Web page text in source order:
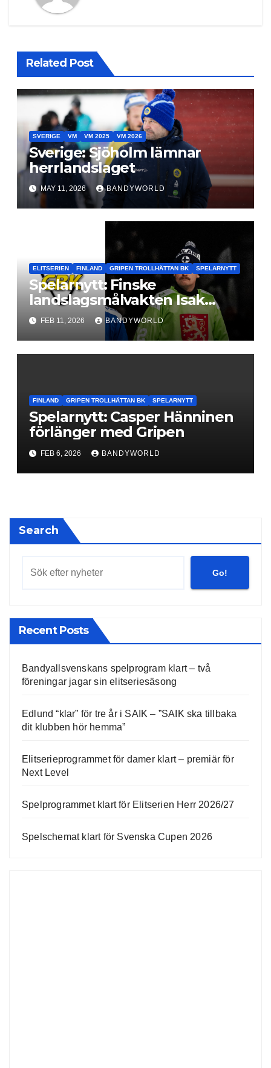
Related Post
SVERIGE VM VM 2025 VM 2026
Sverige: Sjöholm lämnar
herrlandslaget
MAY 11, 2026 BANDYWORLD
ELITSERIEN FINLAND GRIPEN TROLLHÄTTAN BK SPELARNYTT
Spelarnytt: Finske
landslagsmålvakten Isak
Skoog förlänger – gör sin
sjätte säsong i Gripen
FEB 11, 2026 BANDYWORLD
FINLAND GRIPEN TROLLHÄTTAN BK SPELARNYTT
Spelarnytt: Casper Hänninen
förlänger med Gripen
FEB 6, 2026 BANDYWORLD
Search
Go!
Recent Posts
Bandyallsvenskans spelprogram klart – två
föreningar jagar sin elitseriesäsong
Edlund “klar” för tre år i SAIK – ”SAIK ska tillbaka
dit klubben hör hemma”
Elitserieprogrammet för damer klart – premiär för
Next Level
Spelprogrammet klart för Elitserien Herr 2026/27
Spelschemat klart för Svenska Cupen 2026